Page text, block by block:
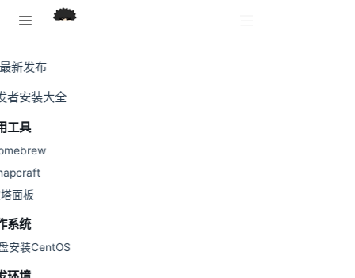
跳至主要內容